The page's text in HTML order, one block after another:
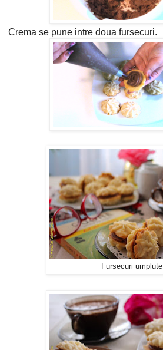
Crema se pune intre doua fursecuri.
Fursecuri umplute